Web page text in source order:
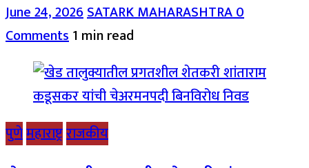
June 24, 2026SATARK MAHARASHTRA0
Comments1 min read
पुणेमहाराष्ट्रराजकीय